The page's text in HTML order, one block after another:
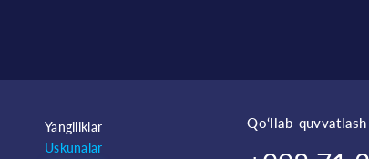
Yangiliklar
Uskunalar
Qo‘llab-